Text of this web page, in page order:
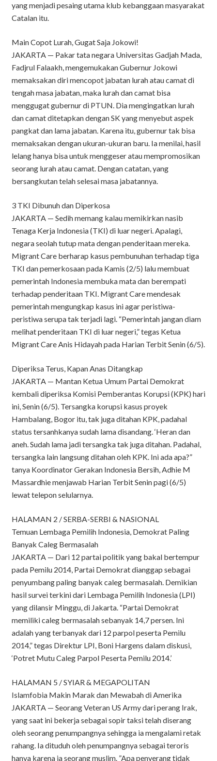
yang menjadi pesaing utama klub kebanggaan masyarakat
Catalan itu.
Main Copot Lurah, Gugat Saja Jokowi!
JAKARTA — Pakar tata negara Universitas Gadjah Mada,
Fadjrul Falaakh, mengemukakan Gubernur Jokowi
memaksakan diri mencopot jabatan lurah atau camat di
tengah masa jabatan, maka lurah dan camat bisa
menggugat gubernur di PTUN. Dia mengingatkan lurah
dan camat ditetapkan dengan SK yang menyebut aspek
pangkat dan lama jabatan. Karena itu, gubernur tak bisa
memaksakan dengan ukuran-ukuran baru. Ia menilai, hasil
lelang hanya bisa untuk menggeser atau mempromosikan
seorang lurah atau camat. Dengan catatan, yang
bersangkutan telah selesai masa jabatannya.
3 TKI Dibunuh dan Diperkosa
JAKARTA — Sedih memang kalau memikirkan nasib
Tenaga Kerja Indonesia (TKI) di luar negeri. Apalagi,
negara seolah tutup mata dengan penderitaan mereka.
Migrant Care berharap kasus pembunuhan terhadap tiga
TKI dan pemerkosaan pada Kamis (2/5) lalu membuat
pemerintah Indonesia membuka mata dan berempati
terhadap penderitaan TKI. Migrant Care mendesak
pemerintah mengungkap kasus ini agar peristiwa-
peristiwa serupa tak terjadi lagi. “Pemerintah jangan diam
melihat penderitaan TKI di luar negeri,” tegas Ketua
Migrant Care Anis Hidayah pada Harian Terbit Senin (6/5).
Diperiksa Terus, Kapan Anas Ditangkap
JAKARTA — Mantan Ketua Umum Partai Demokrat
kembali diperiksa Komisi Pemberantas Korupsi (KPK) hari
ini, Senin (6/5). Tersangka korupsi kasus proyek
Hambalang, Bogor itu, tak juga ditahan KPK, padahal
status tersanhkanya sudah lama disandang. ‘Heran dan
aneh. Sudah lama jadi tersangka tak juga ditahan. Padahal,
tersangka lain langsung ditahan oleh KPK. Ini ada apa?”
tanya Koordinator Gerakan Indonesia Bersih, Adhie M
Massardhie menjawab Harian Terbit Senin pagi (6/5)
lewat telepon selularnya.
HALAMAN 2 / SERBA-SERBI & NASIONAL
Temuan Lembaga Pemilih Indonesia, Demokrat Paling
Banyak Caleg Bermasalah
JAKARTA — Dari 12 partai politik yang bakal bertempur
pada Pemilu 2014, Partai Demokrat dianggap sebagai
penyumbang paling banyak caleg bermasalah. Demikian
hasil survei terkini dari Lembaga Pemilih Indonesia (LPI)
yang dilansir Minggu, di Jakarta. “Partai Demokrat
memiliki caleg bermasalah sebanyak 14,7 persen. Ini
adalah yang terbanyak dari 12 parpol peserta Pemilu
2014,” tegas Direktur LPI, Boni Hargens dalam diskusi,
‘Potret Mutu Caleg Parpol Peserta Pemilu 2014.’
HALAMAN 5 / SYIAR & MEGAPOLITAN
Islamfobia Makin Marak dan Mewabah di Amerika
JAKARTA — Seorang Veteran US Army dari perang Irak,
yang saat ini bekerja sebagai sopir taksi telah diserang
oleh seorang penumpangnya sehingga ia mengalami retak
rahang. Ia dituduh oleh penumpangnya sebagai teroris
hanya karena ia seorang muslim. ”Apa penyerang tidak